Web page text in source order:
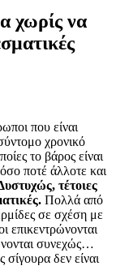
χωρίς να
που είναι
χρονικό
το βάρος είναι
ποτέ άλλοτε και
τέτοιες
Πολλά από
σε σχέση με
επικεντρώνονται
συνεχώς…
σίγουρα δεν είναι